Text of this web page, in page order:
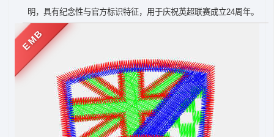
明，具有纪念性与官方标识特征，用于庆祝英超联赛成立24周年。
EMB